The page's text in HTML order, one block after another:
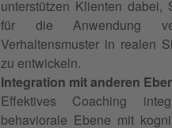
unterstützen Klienten dabei,
für die Anwendung
Verhaltensmuster in realen
zu entwickeln.
Integration mit anderen
Effektives Coaching
behaviorale Ebene mit